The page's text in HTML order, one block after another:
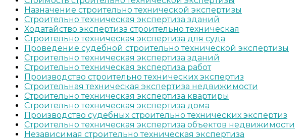
Назначение строительно технической экспертизы
Строительно техническая экспертиза зданий
Ходатайство экспертиза строительно техническая
Строительно техническая экспертиза для суда
Проведение судебной строительно технической экспертизы
Строительно техническая экспертиза зданий
Строительно техническая экспертиза работ
Производство строительно технических экспертиз
Строительная техническая экспертиза недвижимости
Строительно техническая экспертиза квартиры
Строительно техническая экспертиза дома
Производство судебных строительно технических экспертиз
Строительно техническая экспертиза объектов недвижимости
Независимая строительно техническая экспертиза